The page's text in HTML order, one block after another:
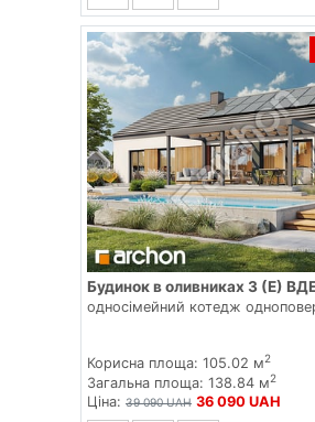
Будинок в оливниках 3 (Е)
односімейний котедж
Корисна площа: 105.02 м2
Загальна площа: 138.84 м2
Ціна: 39 090 UAH 36 090 UAH